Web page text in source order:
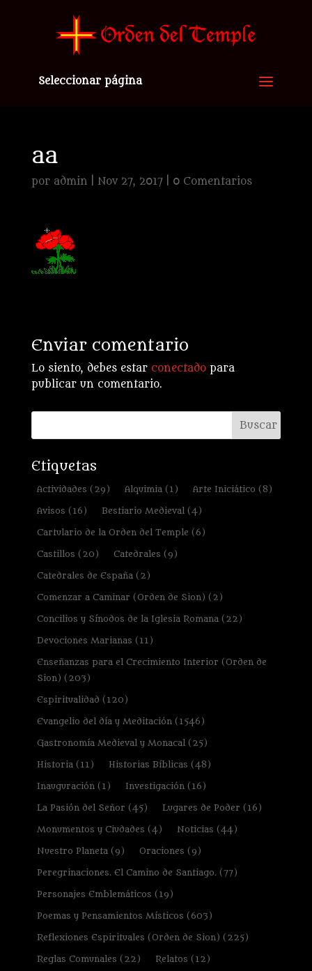
Seleccionar página
aa
por admin Nov 27, 2017| 0 Comentarios
Enviar comentario
Lo siento, debes estar conectadopara
publicar un comentario.
Etiquetas
Actividades (29) Alquimia(1) Arte Iniciático (8)
Avisos (16) Bestiario Medieval(4)
Cartulario de la Orden del Temple (6)
Castillos (20) Catedrales (9)
Catedrales de España(2)
Comenzar a Caminar (Orden de Sion) (2)
Concilios y Sínodos de la Iglesia Romana(22)
Devociones Marianas (11)
Enseñanzas para el Crecimiento Interior (Orden de
Sion) (203)
Espiritualidad (120)
Evangelio del día y Meditación(1546)
Gastronomía Medieval y Monacal(25)
Historia(11) Historias Bíblicas (48)
Inauguración(1) Investigación(16)
La Pasión del Señor (45) Lugares de Poder (16)
Monumentos y Ciudades (4) Noticias (44)
Nuestro Planeta(9) Oraciones (9)
Peregrinaciones. El Camino de Santiago.(77)
Personajes Emblemáticos (19)
Poemas y Pensamientos Místicos (603)
Reflexiones Espirituales (Orden de Sion) (225)
Reglas Comunales (22) Relatos (12)